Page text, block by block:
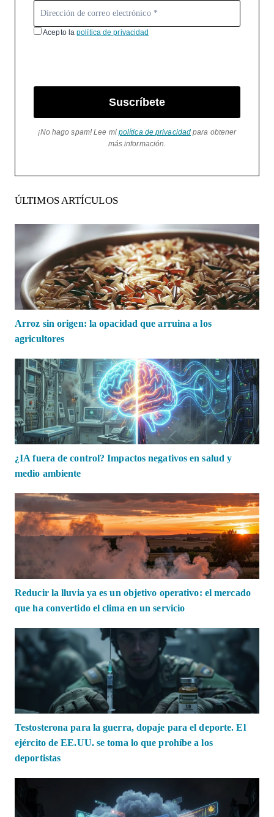
Acepto lapolítica de privacidad
Suscríbete
¡No hago spam! Lee mi política de privacidad para obtener
más información.
ÚLTIMOS ARTÍCULOS
Arroz sin origen: la opacidad que arruina a los
agricultores
¿IA fuera de control? Impactos negativos en salud y
medio ambiente
Reducir la lluvia ya es un objetivo operativo: el mercado
que ha convertido el clima en un servicio
Testosterona para la guerra, dopaje para el deporte. El
ejército de EE.UU. se toma lo que prohíbe a los
deportistas